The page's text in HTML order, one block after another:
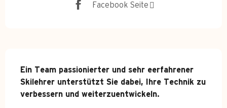
Facebook Seite
Beschreibung
Ein Team passionierter und sehr eerfahrener
Skilehrer unterstützt Sie dabei, Ihre Technik zu
verbessern und weiterzuentwickeln.